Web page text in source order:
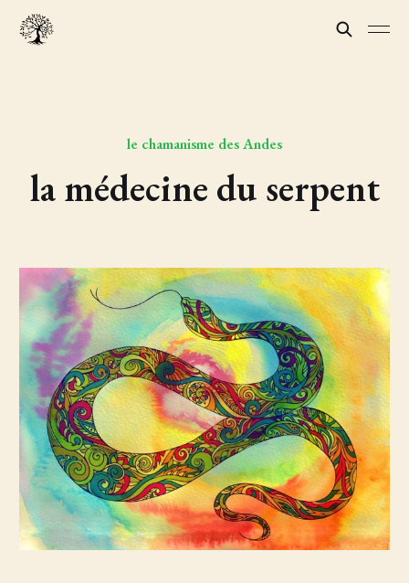
le chamanisme des Andes
la médecine du serpent